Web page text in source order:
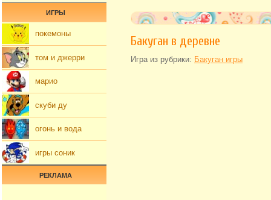
Бакуган в деревне
Игра из рубрики: Бакуган игры
ИГРЫ
покемоны
том и джерри
марио
скуби ду
огонь и вода
игры соник
РЕКЛАМА